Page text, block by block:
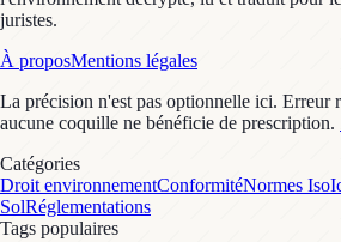
juristes.
À proposMentions légales
La précision n'est pas optionnelle ici. Erreur
aucune coquille ne bénéficie de prescription.
Catégories
Droit environnementConformitéNormes Iso
SolRéglementations
Tags populaires